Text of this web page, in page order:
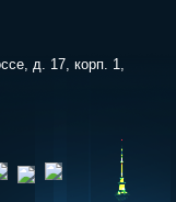
д. 17, корп. 1,